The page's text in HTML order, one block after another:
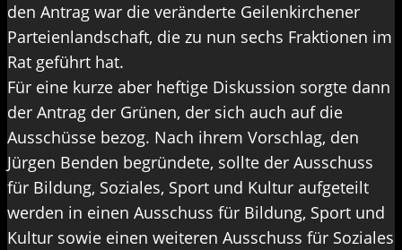
den Antrag war die veränderte Geilenkirchener
Parteienlandschaft, die zu nun sechs Fraktionen im
Rat geführt hat.
Für eine kurze aber heftige Diskussion sorgte dann
der Antrag der Grünen, der sich auch auf die
Ausschüsse bezog. Nach ihrem Vorschlag, den
Jürgen Benden begründete, sollte der Ausschuss
für Bildung, Soziales, Sport und Kultur aufgeteilt
werden in einen Ausschuss für Bildung, Sport und
Kultur sowie einen weiteren Ausschuss für Soziales